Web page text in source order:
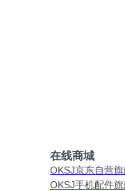
在线商城
OKSJ京东自营
OKSJ手机配件